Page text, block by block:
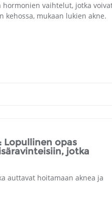
vaihtelut, jotka
mukaan lukien akne.
Lopullinen opas
jotka
auttavat hoitamaan aknea ja